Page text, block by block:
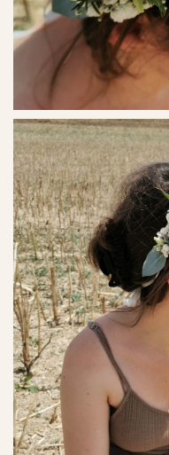
Ref. No. - 19